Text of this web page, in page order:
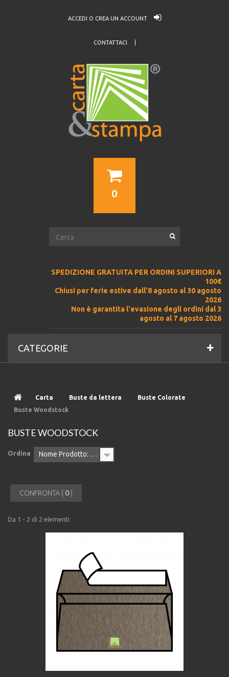
ACCEDI O CREA UN ACCOUNT
CONTATTACI
0
SPEDIZIONE GRATUITA PER ORDINI SUPERIORI A
100€
Chiusi per ferie estive dall'8 agosto al 30 agosto
2026
Non è garantita l'evasione degli ordini dal 3
agosto al 7 agosto 2026
CATEGORIE
Carta Buste da lettera
Buste Colorate
Buste Woodstock
BUSTE WOODSTOCK
Ordina Nome Prodotto: A - Z
CONFRONTA ( 0)
Da 1 - 2 di 2 elementi